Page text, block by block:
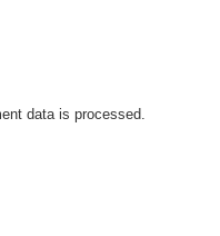
data is processed.